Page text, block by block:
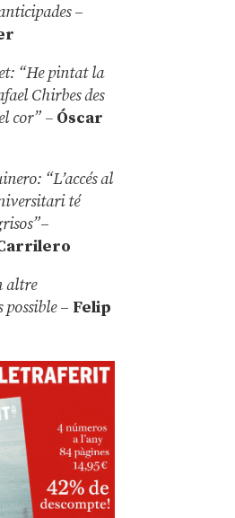
–
“He pintat la
Chirbes des
cor” – Óscar
“L’accés al
té
–
altre
possible – Felip